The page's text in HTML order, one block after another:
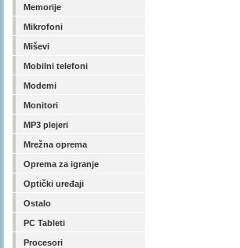
Memorije
Mikrofoni
Miševi
Mobilni telefoni
Modemi
Monitori
MP3 plejeri
Mrežna oprema
Oprema za igranje
Optički uređaji
Ostalo
PC Tableti
Procesori